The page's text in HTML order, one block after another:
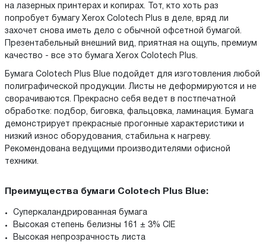
на лазерных принтерах и копирах. Тот, кто хоть раз
попробует бумагу Xerox Colotech Plus в деле, вряд ли
захочет снова иметь дело с обычной офсетной бумагой.
Презентабельный внешний вид, приятная на ощупь, премиум
качество - все это бумага Xerox Colotech Plus.
Бумага Colotech Plus Blue подойдет для изготовления любой
полиграфической продукции. Листы не деформируются и не
сворачиваются. Прекрасно себя ведет в постпечатной
обработке: подбор, биговка, фальцовка, ламинация. Бумага
демонстрирует прекрасные прогонные характеристики и
низкий износ оборудования, стабильна к нагреву.
Рекомендована ведущими производителями офисной
техники.
Преимущества бумаги Colotech Plus Blue:
Суперкаландрированная бумага
Высокая степень белизны 161 ± 3% CIE
Высокая непрозрачность листа